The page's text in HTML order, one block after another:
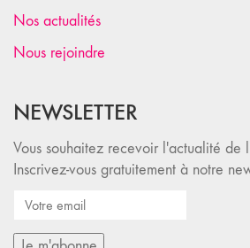
Nos actualités
Nous rejoindre
NEWSLETTER
Vous souhaitez recevoir l'actualité de
Inscrivez-vous gratuitement à notre